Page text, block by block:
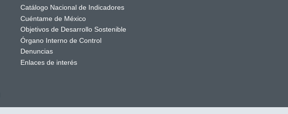
Catálogo Nacional de Indicadores
Cuéntame de México
Objetivos de Desarrollo Sostenible
Órgano Interno de Control
Denuncias
Enlaces de interés